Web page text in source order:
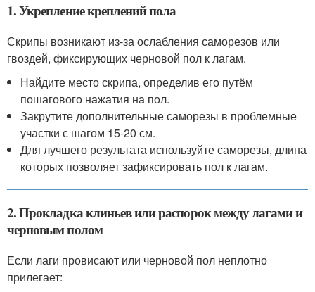
1. Укрепление креплений пола
Скрипы возникают из-за ослабления саморезов или
гвоздей, фиксирующих черновой пол к лагам.
Найдите место скрипа, определив его путём
пошагового нажатия на пол.
Закрутите дополнительные саморезы в проблемные
участки с шагом 15-20 см.
Для лучшего результата используйте саморезы, длина
которых позволяет зафиксировать пол к лагам.
2. Прокладка клиньев или распорок между лагами и
черновым полом
Если лаги провисают или черновой пол неплотно
прилегает: